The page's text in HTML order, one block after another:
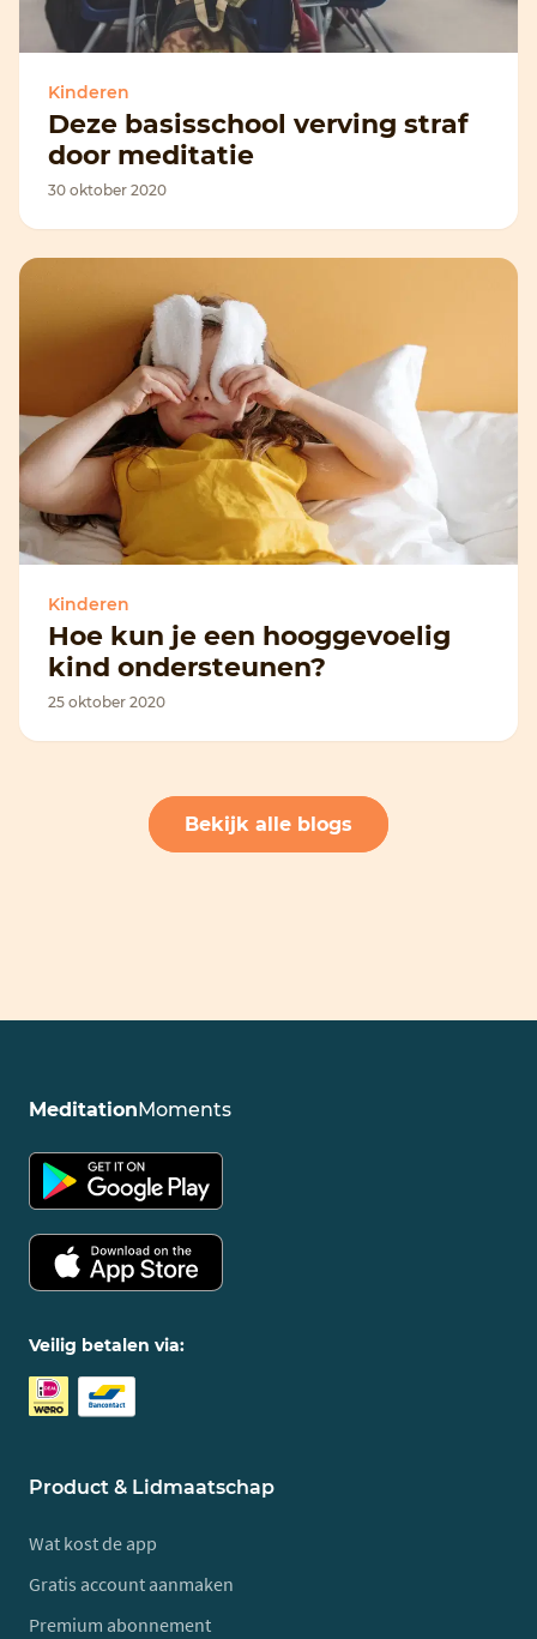
Kinderen
Deze basisschool verving straf
door meditatie
30 oktober 2020
Kinderen
Hoe kun je een hooggevoelig
kind ondersteunen?
25 oktober 2020
Bekijk alle blogs
MeditationMoments
Veilig betalen via:
Product & Lidmaatschap
Wat kost de app
Gratis account aanmaken
Premium abonnement